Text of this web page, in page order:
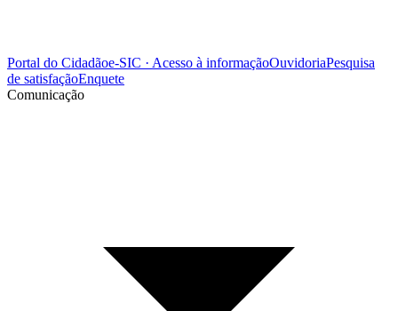
Portal do Cidadãoe-SIC · Acesso à informaçãoOuvidoriaPesquisa
de satisfaçãoEnquete
Comunicação